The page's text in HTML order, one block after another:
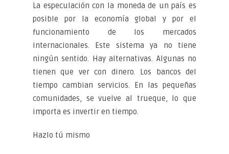
La especulación con la moneda de un país es
posible por la economía global y por el
funcionamiento de los mercados
internacionales. Este sistema ya no tiene
ningún sentido. Hay alternativas. Algunas no
tienen que ver con dinero. Los bancos del
tiempo cambian servicios. En las pequeñas
comunidades, se vuelve al trueque, lo que
importa es invertir en tiempo.
Hazlo tú mismo